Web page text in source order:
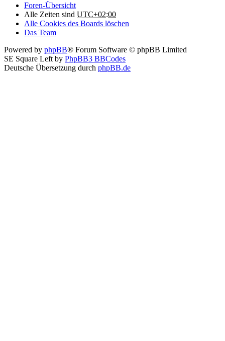
Foren-Übersicht
Alle Zeiten sind UTC+02:00
Alle Cookies des Boards löschen
Das Team
Powered by phpBB® Forum Software © phpBB Limited
SE Square Left by PhpBB3 BBCodes
Deutsche Übersetzung durch phpBB.de